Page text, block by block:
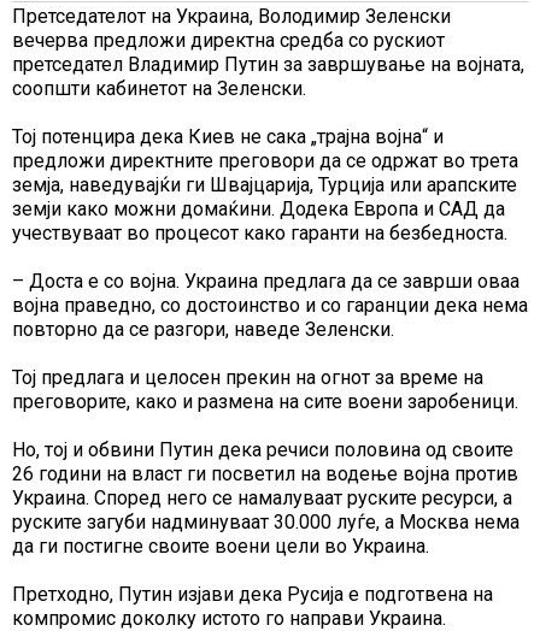
Претседателот на Украина, Володимир Зеленски
вечерва предложи директна средба со рускиот
претседател Владимир Путин за завршување на војната,
соопшти кабинетот на Зеленски.
Тој потенцира дека Киев не сака „трајна војна“ и
предложи директните преговори да се одржат во трета
земја, наведувајќи ги Швајцарија, Турција или арапските
земји како можни домаќини. Додека Европа и САД да
учествуваат во процесот како гаранти на безбедноста.
– Доста е со војна. Украина предлага да се заврши оваа
војна праведно, со достоинство и со гаранции дека нема
повторно да се разгори, наведе Зеленски.
Тој предлага и целосен прекин на огнот за време на
преговорите, како и размена на сите воени заробеници.
Но, тој и обвини Путин дека речиси половина од своите
26 години на власт ги посветил на водење војна против
Украина. Според него се намалуваат руските ресурси, а
руските загуби надминуваат 30.000 луѓе, а Москва нема
да ги постигне своите воени цели во Украина.
Претходно, Путин изјави дека Русија е подготвена на
компромис доколку истото го направи Украина.